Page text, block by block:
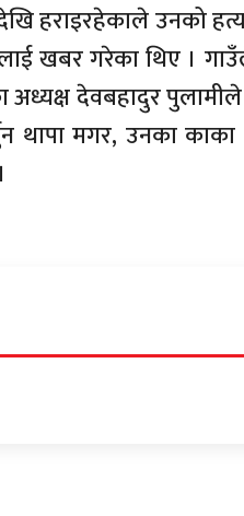
हराइरहेकाले उनको
खबर गरेका थिए ।
अध्यक्ष देवबहादुर
थापा मगर, उनका काका